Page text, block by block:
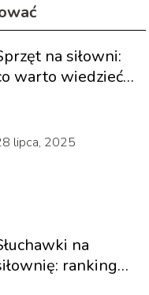
na siłowni:
warto wiedzieć
lipca, 2025
na
ranking